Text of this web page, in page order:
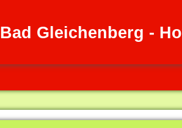
Bad Gleichenberg -